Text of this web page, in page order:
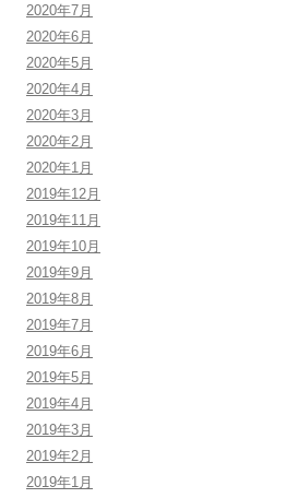
2020年7月
2020年6月
2020年5月
2020年4月
2020年3月
2020年2月
2020年1月
2019年12月
2019年11月
2019年10月
2019年9月
2019年8月
2019年7月
2019年6月
2019年5月
2019年4月
2019年3月
2019年2月
2019年1月